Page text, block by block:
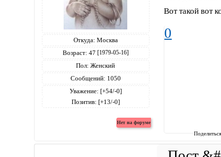
Откуда: Москва
Возраст: 47 [1979-05-16]
Пол: Женский
Сообщений: 1050
Уважение: [+54/-0]
Позитив: [+13/-0]
Вот такой вот
0